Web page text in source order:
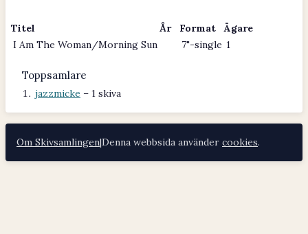
Titel År Format
Ägare
I Am The Woman/Morning Sun
7"-single 1
Toppsamlare
jazzmicke – 1 skiva
Om Skivsamlingen|Denna webbsida använder cookies.